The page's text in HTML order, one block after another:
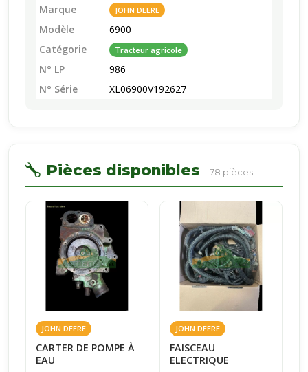
Marque
JOHN DEERE
Modèle
6900
Catégorie
Tracteur agricole
N° LP
986
N° Série
XL06900V192627
Pièces disponibles 78 pièces
JOHN DEERE
CARTER DE POMPE À
EAU
JOHN DEERE
FAISCEAU
ELECTRIQUE